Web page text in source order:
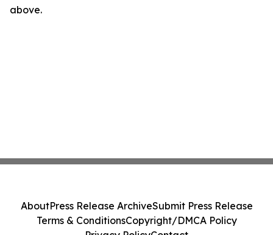
above.
AboutPress Release ArchiveSubmit Press Release
Terms & ConditionsCopyright/DMCA Policy